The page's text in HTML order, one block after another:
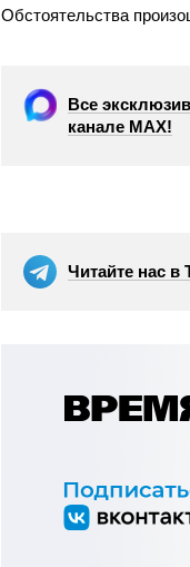
Обстоятельства
Все
канале МАХ!
Читайте нас в